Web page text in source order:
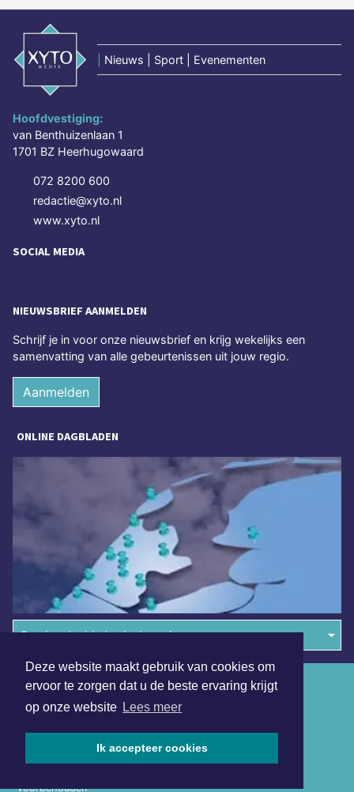
Deze website maakt gebruik van cookies om
ervoor te zorgen dat u de beste ervaring krijgt
op onze website Lees meer
Ik accepteer cookies
Nieuws | Sport | Evenementen
Hoofdvestiging:
van Benthuizenlaan 1
1701 BZ Heerhugowaard
072 8200 600
redactie@xyto.nl
www.xyto.nl
SOCIAL MEDIA
NIEUWSBRIEF AANMELDEN
Schrijf je in voor onze nieuwsbrief en krijg wekelijks een
samenvatting van alle gebeurtenissen uit jouw regio.
Aanmelden
ONLINE DAGBLADEN
Overige dagbladen in de regio
voorbehouden
Algemene voorwaarden
Disclaimer